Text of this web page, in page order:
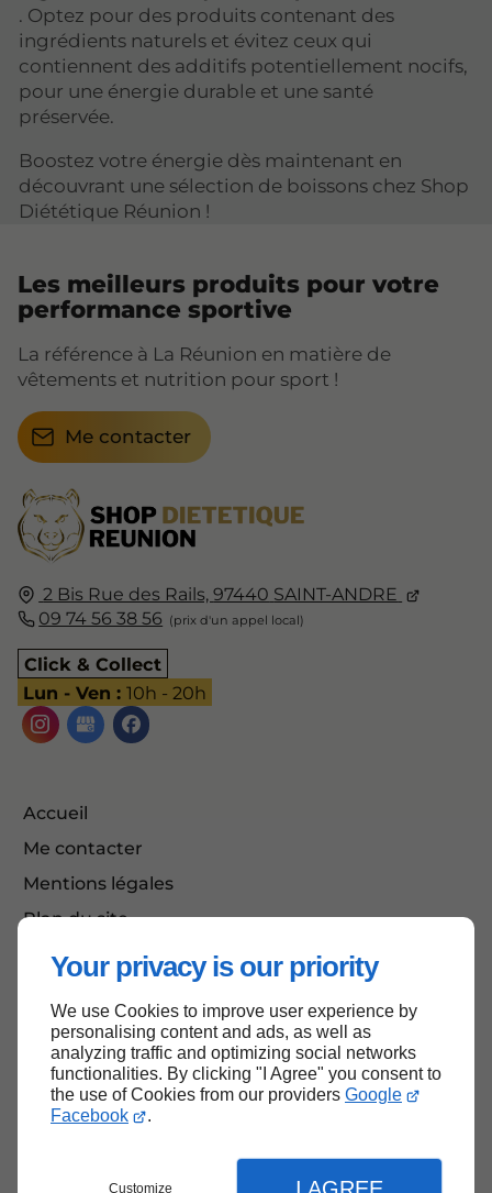
Your privacy is our priority
We use Cookies to improve user experience by
personalising content and ads, as well as
analyzing traffic and optimizing social networks
functionalities. By clicking "I Agree" you consent to
the use of Cookies from our providers Google
Facebook
.
Customize
. Optez pour des produits contenant des
ingrédients naturels et évitez ceux qui
contiennent des additifs potentiellement nocifs,
pour une énergie durable et une santé
préservée.
Boostez votre énergie dès maintenant en
découvrant une sélection de boissons chez Shop
Diététique Réunion !
2 Bis Rue des Rails,97440 SAINT-ANDRE
09 74 56 38 56
Click & Collect
Lun - Ven :10h - 20h
Accueil
Me contacter
Mentions légales
Plan du site
Les meilleurs produits pour votre
performance sportive
La référence à La Réunion en matière de
vêtements et nutrition pour sport !
Me contacter
Haut de page